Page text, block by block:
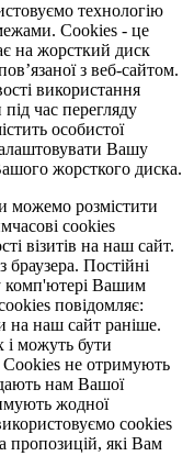
технологію
Cookies - це
на жорсткий диск
з веб-сайтом.
використання
час перегляду
особистої
Вашу
жорсткого диска.
можемо розмістити
cookies
візитів на наш сайт.
Постійні
комп'ютері Вашим
повідомляє:
на наш сайт раніше.
і можуть бути
Сookies не отримують
нам Вашої
жодної
cookies
пропозицій, які Вам